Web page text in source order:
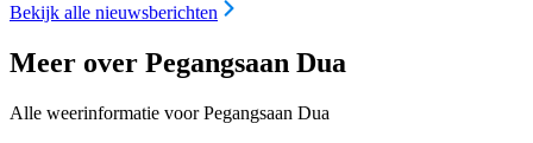
Bekijk alle nieuwsberichten
Meer over Pegangsaan Dua
Alle weerinformatie voor Pegangsaan Dua